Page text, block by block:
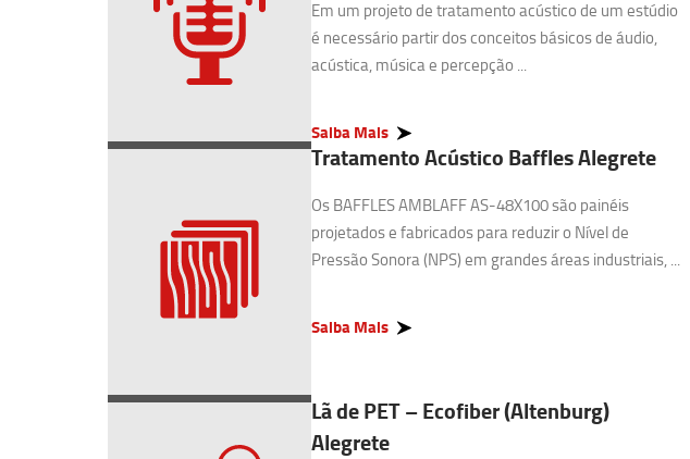
Em um projeto de tratamento acústico de um estúdio
é necessário partir dos conceitos básicos de áudio,
acústica, música e percepção ...
Saiba Mais
Tratamento Acústico Baffles Alegrete
Os BAFFLES AMBLAFF AS-48X100 são painéis
projetados e fabricados para reduzir o Nível de
Pressão Sonora (NPS) em grandes áreas industriais, ...
Saiba Mais
Lã de PET – Ecofiber (Altenburg)
Alegrete